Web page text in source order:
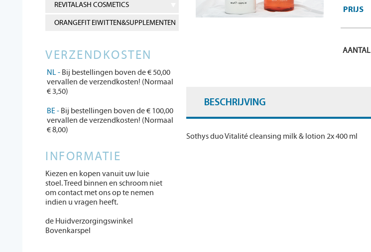
REVITALASH COSMETICS
ORANGEFIT EIWITTEN&SUPPLEMENTEN
VERZENDKOSTEN
NL - Bij bestellingen boven de € 50,00
vervallen de verzendkosten! (Normaal
€ 3,50)
BE - Bij bestellingen boven de € 100,00
vervallen de verzendkosten! (Normaal
€ 8,00)
INFORMATIE
Kiezen en kopen vanuit uw luie
stoel. Treed binnen en schroom niet
om contact met ons op te nemen
indien u vragen heeft.
de Huidverzorgingswinkel
Bovenkarspel
PRIJS
AANTAL
BESCHRIJVING
Sothys duo Vitalité cleansing milk & lotion 2x 400 ml